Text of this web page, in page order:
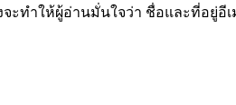
จะทำให้ผู้อ่านมั่นใจว่า ชื่อและที่อยู่อี